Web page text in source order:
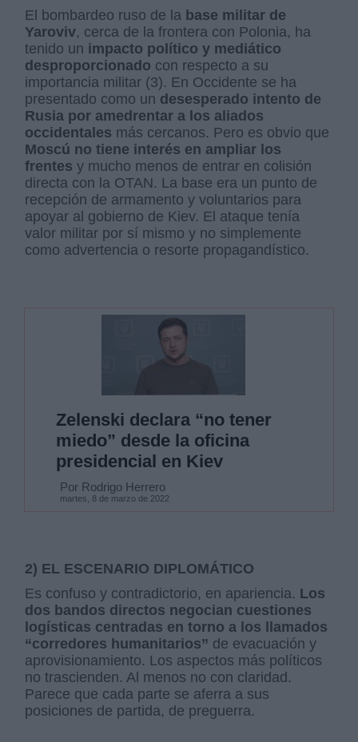
El bombardeo ruso de la base militar de
Yaroviv, cerca de la frontera con Polonia, ha
tenido un impacto político y mediático
desproporcionado con respecto a su
importancia militar (3). En Occidente se ha
presentado como un desesperado intento de
Rusia por amedrentar a los aliados
occidentales más cercanos. Pero es obvio que
Moscú no tiene interés en ampliar los
frentes y mucho menos de entrar en colisión
directa con la OTAN. La base era un punto de
recepción de armamento y voluntarios para
apoyar al gobierno de Kiev. El ataque tenía
valor militar por sí mismo y no simplemente
como advertencia o resorte propagandístico.
Zelenski declara “no tener
miedo” desde la oficina
presidencial en Kiev
Por Rodrigo Herrero
martes, 8 de marzo de 2022
2) EL ESCENARIO DIPLOMÁTICO
Es confuso y contradictorio, en apariencia. Los
dos bandos directos negocian cuestiones
logísticas centradas en torno a los llamados
“corredores humanitarios” de evacuación y
aprovisionamiento. Los aspectos más políticos
no trascienden. Al menos no con claridad.
Parece que cada parte se aferra a sus
posiciones de partida, de preguerra.